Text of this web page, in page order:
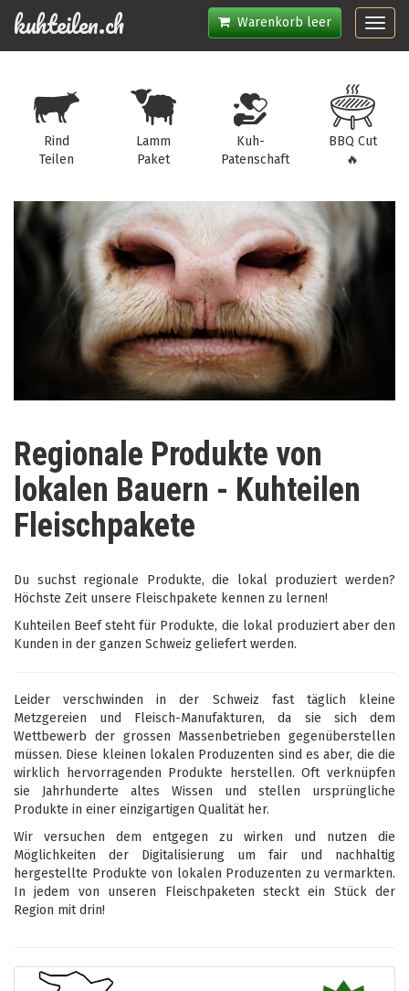
Warenkorb leer
kuhteilen.ch
Rind
Teilen
Lamm
Paket
Kuh-
Patenschaft
BBQ Cut
🔥
Regionale Produkte von
lokalen Bauern - Kuhteilen
Fleischpakete
Du suchst regionale Produkte, die lokal produziert werden?
Höchste Zeit unsere Fleischpakete kennen zu lernen!
Kuhteilen Beef steht für Produkte, die lokal produziert aber den
Kunden in der ganzen Schweiz geliefert werden.
Leider verschwinden in der Schweiz fast täglich kleine
Metzgereien und Fleisch-Manufakturen, da sie sich dem
Wettbewerb der grossen Massenbetrieben gegenüberstellen
müssen. Diese kleinen lokalen Produzenten sind es aber, die die
wirklich hervorragenden Produkte herstellen. Oft verknüpfen
sie Jahrhunderte altes Wissen und stellen ursprüngliche
Produkte in einer einzigartigen Qualität her.
Wir versuchen dem entgegen zu wirken und nutzen die
Möglichkeiten der Digitalisierung um fair und nachhaltig
hergestellte Produkte von lokalen Produzenten zu vermarkten.
In jedem von unseren Fleischpaketen steckt ein Stück der
Region mit drin!